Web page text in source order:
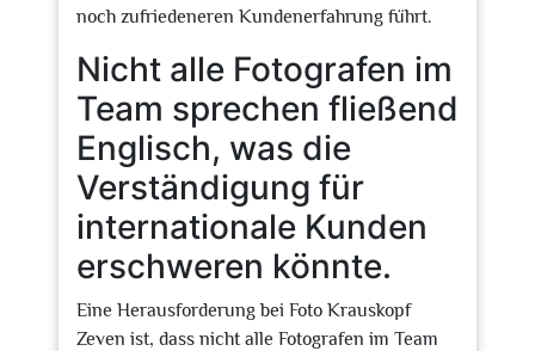
noch zufriedeneren Kundenerfahrung führt.
Nicht alle Fotografen im
Team sprechen fließend
Englisch, was die
Verständigung für
internationale Kunden
erschweren könnte.
Eine Herausforderung bei Foto Krauskopf
Zeven ist, dass nicht alle Fotografen im Team